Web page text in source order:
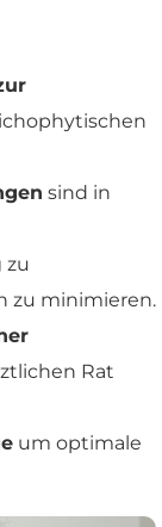
sind in
zu
zu minimieren.
Rat
um optimale